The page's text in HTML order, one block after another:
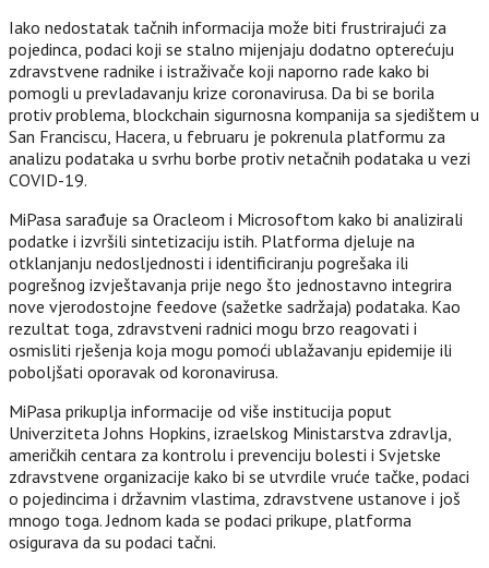
Iako nedostatak tačnih informacija može biti frustrirajući za
pojedinca, podaci koji se stalno mijenjaju dodatno opterećuju
zdravstvene radnike i istraživače koji naporno rade kako bi
pomogli u prevladavanju krize coronavirusa. Da bi se borila
protiv problema, blockchain sigurnosna kompanija sa sjedištem u
San Franciscu, Hacera, u februaru je pokrenula platformu za
analizu podataka u svrhu borbe protiv netačnih podataka u vezi
COVID-19.
MiPasa sarađuje sa Oracleom i Microsoftom kako bi analizirali
podatke i izvršili sintetizaciju istih. Platforma djeluje na
otklanjanju nedosljednosti i identificiranju pogrešaka ili
pogrešnog izvještavanja prije nego što jednostavno integrira
nove vjerodostojne feedove (sažetke sadržaja) podataka. Kao
rezultat toga, zdravstveni radnici mogu brzo reagovati i
osmisliti rješenja koja mogu pomoći ublažavanju epidemije ili
poboljšati oporavak od koronavirusa.
MiPasa prikuplja informacije od više institucija poput
Univerziteta Johns Hopkins, izraelskog Ministarstva zdravlja,
američkih centara za kontrolu i prevenciju bolesti i Svjetske
zdravstvene organizacije kako bi se utvrdile vruće tačke, podaci
o pojedincima i državnim vlastima, zdravstvene ustanove i još
mnogo toga. Jednom kada se podaci prikupe, platforma
osigurava da su podaci tačni.